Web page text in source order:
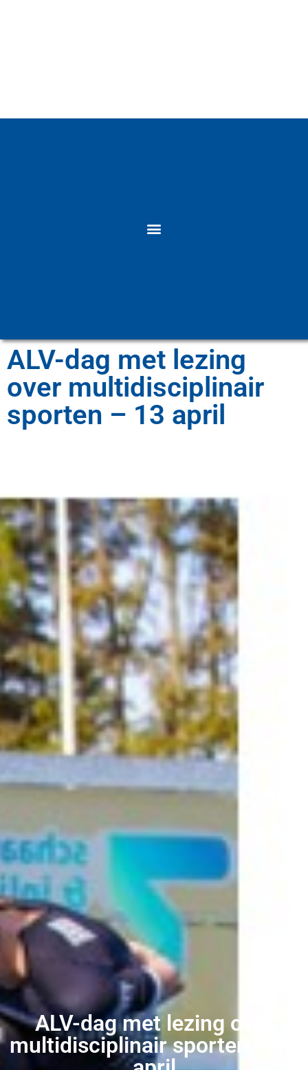
ALV-dag met lezing
over multidisciplinair
sporten – 13 april
ALV-dag met lezing over
multidisciplinair sporten – 13